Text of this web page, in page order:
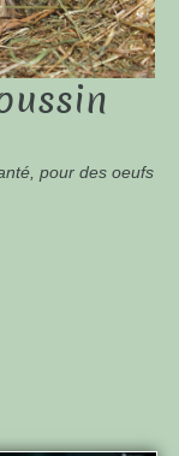
pour des oeufs